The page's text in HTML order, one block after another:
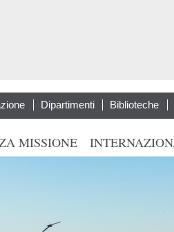
Dipartimenti Biblioteche
MISSIONE